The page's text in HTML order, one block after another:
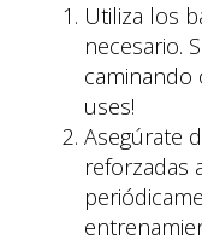
Utiliza los
necesario.
caminando
uses!
Asegúrate
reforzadas